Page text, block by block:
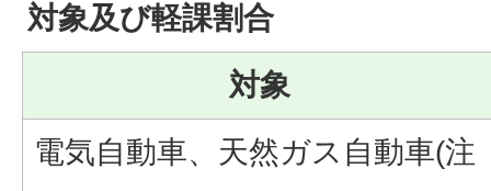
対象及び軽課割合
対象
電気自動車、天然ガス自動車(注